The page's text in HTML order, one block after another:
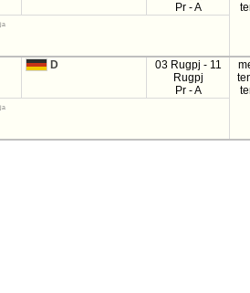
Pr - A
D
03 Rugpj - 11
Rugpj
Pr - A